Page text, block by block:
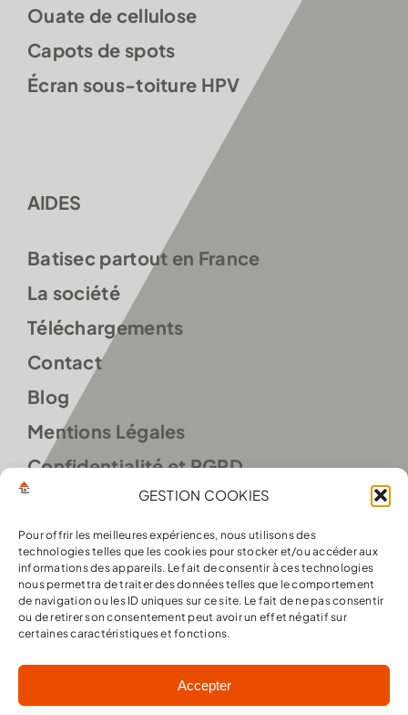
GESTION COOKIES
Pour offrir les meilleures expériences, nous utilisons des
technologies telles que les cookies pour stocker et/ou accéder aux
informations des appareils. Le fait de consentir à ces technologies
nous permettra de traiter des données telles que le comportement
de navigation ou les ID uniques sur ce site. Le fait de ne pas consentir
ou de retirer son consentement peut avoir un effet négatif sur
certaines caractéristiques et fonctions.
Accepter
Ouate de cellulose
Capots de spots
Écran sous-toiture HPV
AIDES
Batisec partout en France
La société
Téléchargements
Contact
Blog
Mentions Légales
Confidentialité et RGPD
Conditions d’utilisation
Politique de cookies (UE)
LIVRAISON GRATUITE 48/72H EN FRANCE